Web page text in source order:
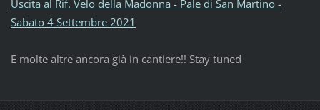
Uscita al Rif. Velo della Madonna - Pale di San Martino -
Sabato 4 Settembre 2021
E molte altre ancora già in cantiere!! Stay tuned